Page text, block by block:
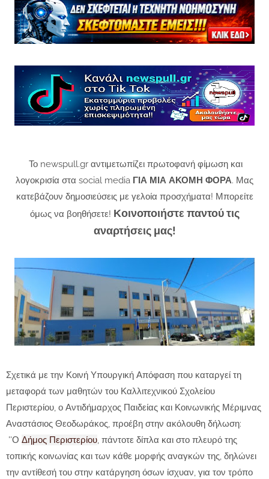
Το newspull.gr αντιμετωπίζει πρωτοφανή φίμωση και
λογοκρισία στα social media ΓΙΑ ΜΙΑ ΑΚΟΜΗ ΦΟΡΑ. Μας
κατεβάζουν δημοσιεύσεις με γελοία προσχήματα! Μπορείτε
όμως να βοηθήσετε! Κοινοποιήστε παντού τις
αναρτήσεις μας!
Σχετικά με την Κοινή Υπουργική Απόφαση που καταργεί τη
μεταφορά των μαθητών του Καλλιτεχνικού Σχολείου
Περιστερίου, ο Αντιδήμαρχος Παιδείας και Κοινωνικής Μέριμνας
Αναστάσιος Θεοδωράκος, προέβη στην ακόλουθη δήλωση:
''Ο Δήμος Περιστερίου, πάντοτε δίπλα και στο πλευρό της
τοπικής κοινωνίας και των κάθε μορφής αναγκών της, δηλώνει
την αντίθεσή του στην κατάργηση όσων ίσχυαν, για τον τρόπο